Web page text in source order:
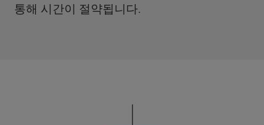
통해 시간이 절약됩니다.